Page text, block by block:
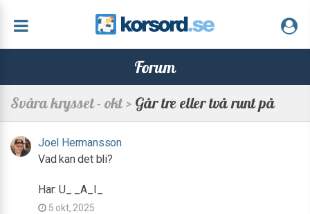
Forum
Svåra krysset - okt >Går tre eller två runt på
Joel Hermansson
Vad kan det bli?
Har: U_ _A_I_
5 okt, 2025